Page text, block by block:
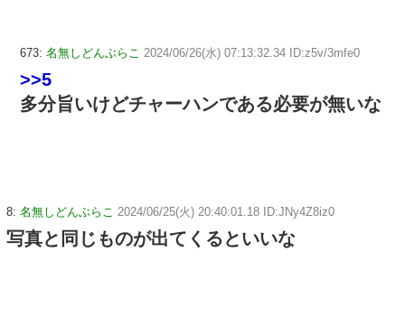
673: 名無しどんぶらこ 2024/06/26(水) 07:13:32.34 ID:z5v/3mfe0
>>5
多分旨いけどチャーハンである必要が無いな
8: 名無しどんぶらこ 2024/06/25(火) 20:40:01.18 ID:JNy4Z8iz0
写真と同じものが出てくるといいな